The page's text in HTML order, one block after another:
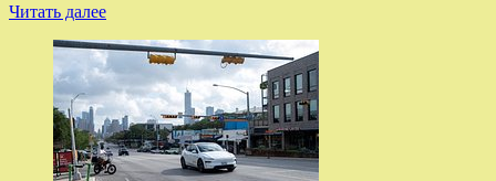
Читать далееПрочитать
о
Tesla
обвинили
в
попытке
скрыть
ДТП